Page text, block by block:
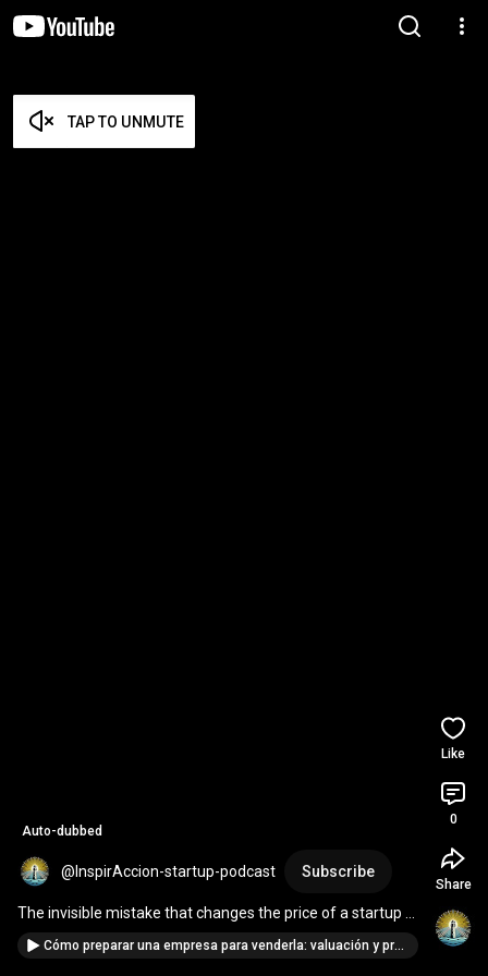
TAP TO UNMUTE
Auto-dubbed
@InspirAccion-startup-podcast Subscribe
The invisible mistake that changes the price of a startup
M&A - Mergers and acquisitions
Cómo preparar una empresa para venderla: valuación y proceso de compra-venta - Tomás Sánchez
Like
0
Share